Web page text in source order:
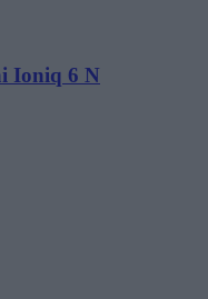
Ioniq 6 N